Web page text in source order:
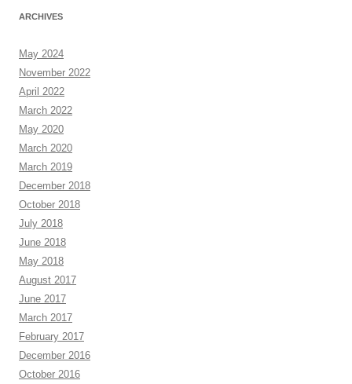
ARCHIVES
May 2024
November 2022
April 2022
March 2022
May 2020
March 2020
March 2019
December 2018
October 2018
July 2018
June 2018
May 2018
August 2017
June 2017
March 2017
February 2017
December 2016
October 2016